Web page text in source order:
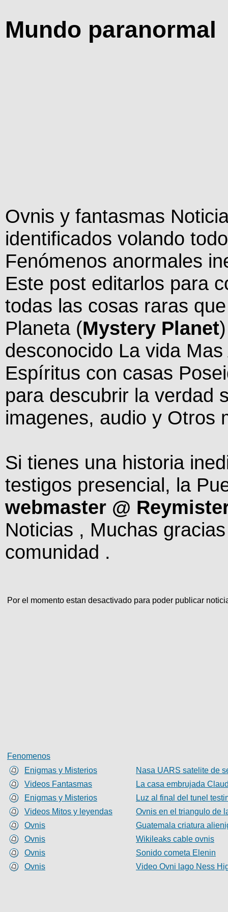
Mundo paranormal
Ovnis y fantasmas
identificados volando
Fenómenos anormales
Este post editarlos para
todas las cosas raras
Planeta (Mystery Planet
desconocido La vida
Espíritus con casas
para descubrir la verdad
imagenes, audio y Otros
Si tienes una historia
testigos presencial, la
webmaster @
Noticias , Muchas
comunidad .
Por el momento estan desactivado para poder publicar
Fenomenos
Enigmas y Misterios
Nasa UARS satelite de
Videos Fantasmas
La casa embrujada
Enigmas y Misterios
Luz al final del tunel
Videos Mitos y leyendas
Ovnis en el triangulo de
Ovnis
Guatemala criatura
Ovnis
Wikileaks cable ovnis
Ovnis
Sonido cometa Elenin
Ovnis
Video Ovni lago Ness